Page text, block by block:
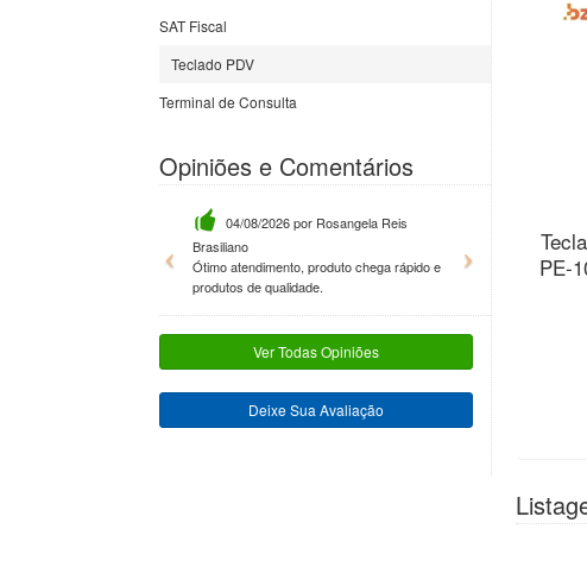
SAT Fiscal
Teclado PDV
Terminal de Consulta
Opiniões e Comentários
04/08/2026 por Rosangela Reis
Ótimo atendimento, produto chega rápido e
17/07/2026 por Yago
Bateria original, facilidade de contato, chegou
rapido, 0 reclamações. Recomendo demais.
Previous Next
Ver Todas Opiniões
Deixe Sua Avaliação
PE-